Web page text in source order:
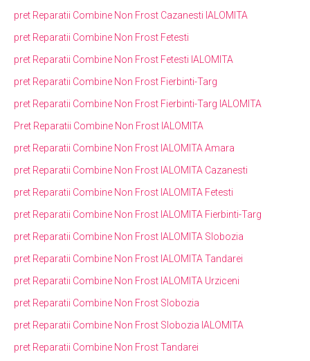
pret Reparatii Combine Non Frost Cazanesti IALOMITA
pret Reparatii Combine Non Frost Fetesti
pret Reparatii Combine Non Frost Fetesti IALOMITA
pret Reparatii Combine Non Frost Fierbinti-Targ
pret Reparatii Combine Non Frost Fierbinti-Targ IALOMITA
Pret Reparatii Combine Non Frost IALOMITA
pret Reparatii Combine Non Frost IALOMITA Amara
pret Reparatii Combine Non Frost IALOMITA Cazanesti
pret Reparatii Combine Non Frost IALOMITA Fetesti
pret Reparatii Combine Non Frost IALOMITA Fierbinti-Targ
pret Reparatii Combine Non Frost IALOMITA Slobozia
pret Reparatii Combine Non Frost IALOMITA Tandarei
pret Reparatii Combine Non Frost IALOMITA Urziceni
pret Reparatii Combine Non Frost Slobozia
pret Reparatii Combine Non Frost Slobozia IALOMITA
pret Reparatii Combine Non Frost Tandarei